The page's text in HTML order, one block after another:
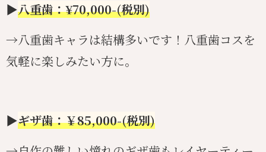
▶︎八重歯：¥70,000-(税別)
→八重歯キャラは結構多いです！八重歯コスを
気軽に楽しみたい方に。
▶︎ギザ歯：￥85,000-(税別)